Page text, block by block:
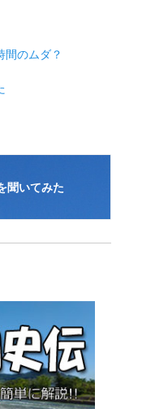
のムダ？
聞いてみた